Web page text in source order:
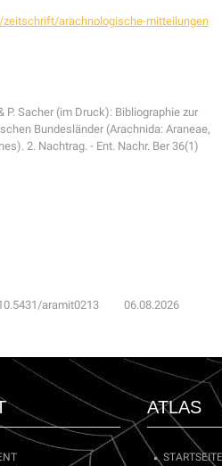
arachnologische-mitteilungen
P. Sacher (im Druck): Bibliographie zur
Bundesländer (Arachnida: Araneae,
2. Nachtrag. - Ent. Nachr. Ber 36(1)
aramit0213 06.08.2026
ATLAS
STARTSEITE